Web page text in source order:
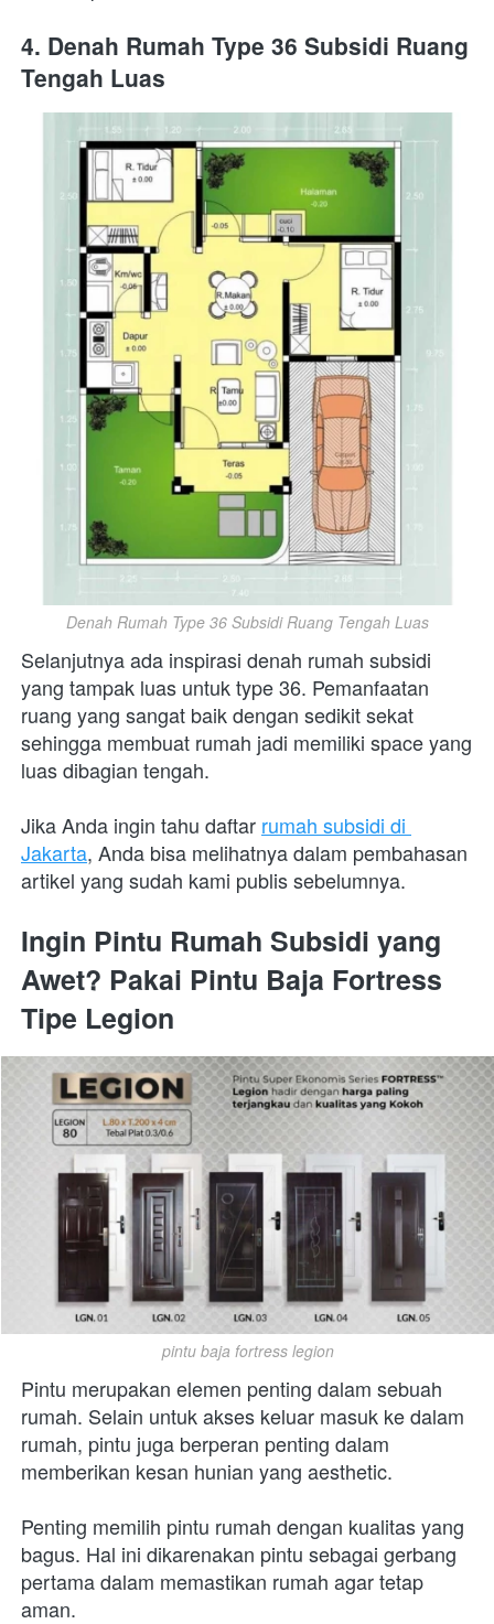
4. Denah Rumah Type 36 Subsidi Ruang
Tengah Luas
Denah Rumah Type 36 Subsidi Ruang Tengah Luas
Selanjutnya ada inspirasi denah rumah subsidi
yang tampak luas untuk type 36. Pemanfaatan
ruang yang sangat baik dengan sedikit sekat
sehingga membuat rumah jadi memiliki space yang
luas dibagian tengah.
Jika Anda ingin tahu daftar rumah subsidi di
Jakarta, Anda bisa melihatnya dalam pembahasan
artikel yang sudah kami publis sebelumnya.
Ingin Pintu Rumah Subsidi yang
Awet? Pakai Pintu Baja Fortress
Tipe Legion
pintu baja fortress legion
Pintu merupakan elemen penting dalam sebuah
rumah. Selain untuk akses keluar masuk ke dalam
rumah, pintu juga berperan penting dalam
memberikan kesan hunian yang aesthetic.
Penting memilih pintu rumah dengan kualitas yang
bagus. Hal ini dikarenakan pintu sebagai gerbang
pertama dalam memastikan rumah agar tetap
aman.